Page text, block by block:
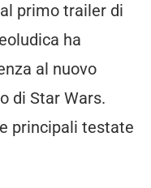
primo trailer di
ha
al nuovo
di Star Wars.
principali testate